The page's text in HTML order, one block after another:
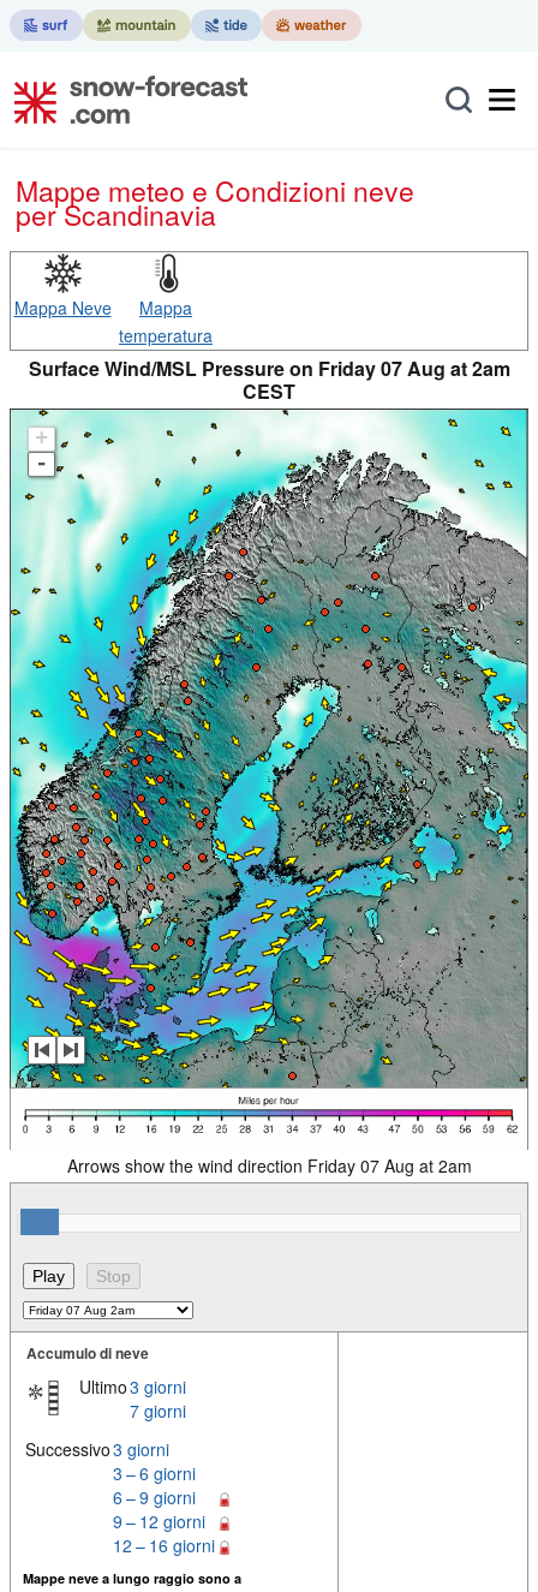
Mappe meteo e Condizioni neve
per Scandinavia
Mappa Neve
Mappa
temperatura
Surface Wind/MSL Pressure on Friday 07 Aug at 2am
CEST
+
-
Arrows show the wind direction Friday 07 Aug at 2am
Accumulo di neve
Ultimo3 giorni
7 giorni
Successivo3 giorni
3 – 6 giorni
6 – 9 giorni
9 – 12 giorni
12 – 16 giorni
Mappe neve a lungo raggio sono a